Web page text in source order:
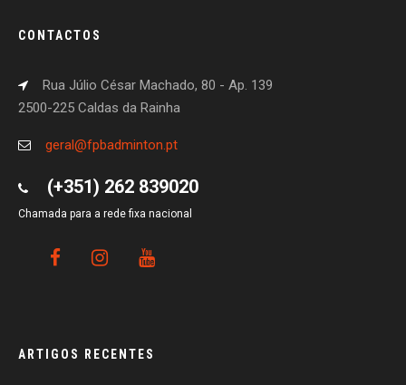
CONTACTOS
Rua Júlio César Machado, 80 - Ap. 139
2500-225 Caldas da Rainha
geral@fpbadminton.pt
(+351) 262 839020
Chamada para a rede fixa nacional
ARTIGOS RECENTES